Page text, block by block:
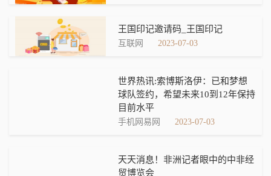
王国印记邀请码_王国印记
互联网 2023-07-03
世界热讯:索博斯洛伊：已和梦想
球队签约，希望未来10到12年保持
目前水平
手机网易网 2023-07-03
天天消息！非洲记者眼中的中非经
贸博览会